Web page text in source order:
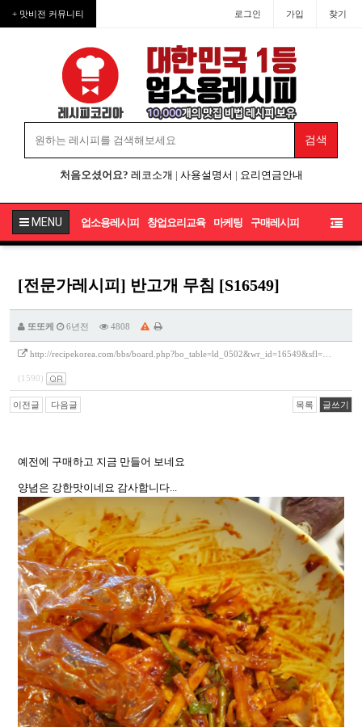
+ 맛비전 커뮤니티 로그인 가입 찾기
처음오셨어요? 레코소개 | 사용설명서 | 요리연금안내
MENU 업소용레시피 창업요리교육 마케팅 구매레시피
[전문가레시피] 반고개 무침 [S16549]
또또케 6년전 4808
http://recipekorea.com/bbs/board.php?bo_table=ld_0502&wr_id=16549&sfl=…
(1590)
이전글 다음글 목록 글쓰기
예전에 구매하고 지금 만들어 보네요
양념은 강한맛이네요 감사합니다...